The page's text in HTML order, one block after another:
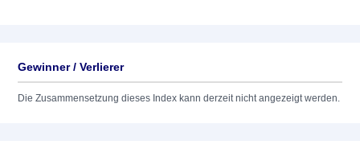
Gewinner / Verlierer
Die Zusammensetzung dieses Index kann derzeit nicht angezeigt werden.